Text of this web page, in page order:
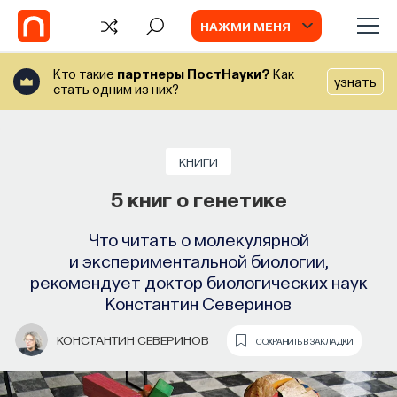
НАЖМИ МЕНЯ
Кто такие партнеры ПостНауки? Как
стать одним из них?
узнать
КНИГИ
5 книг о генетике
Что читать о молекулярной
и экспериментальной биологии,
рекомендует доктор биологических наук
Константин Северинов
КОНСТАНТИН СЕВЕРИНОВ СОХРАНИТЬ В ЗАКЛАДКИ
Философский поиск: начала
Как философия помогает составлять
в мире?
ПОСТНАУКА СОХРАНИТЬ В ЗАКЛАДКИ